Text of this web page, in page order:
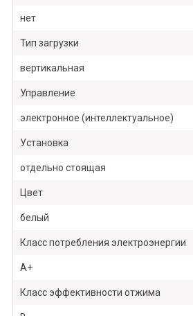
нет
Тип загрузки
вертикальная
Управление
электронное (интеллектуальное)
Установка
отдельно стоящая
Цвет
белый
Класс потребления электроэнергии
A+
Класс эффективности отжима